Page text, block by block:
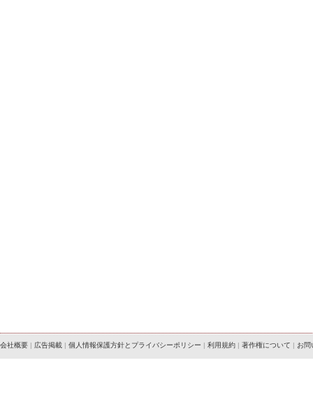
会社概要 | 広告掲載 | 個人情報保護方針とプライバシーポリシー | 利用規約 | 著作権について | お問